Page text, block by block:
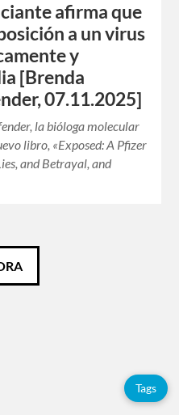
afirma que
a un virus
y
[Brenda
07.11.2025]
la bióloga molecular
libro, «Exposed: A Pfizer
and Betrayal, and
Tags